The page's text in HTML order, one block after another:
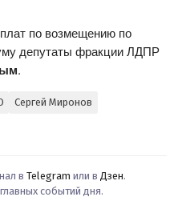
по возмещению по
депутаты фракции ЛДПР
.
Сергей Миронов
в Telegram или в Дзен.
событий дня.